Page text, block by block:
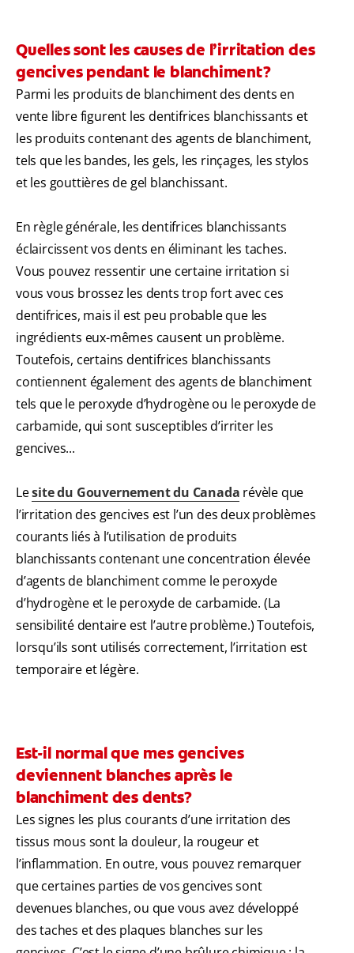
Quelles sont les causes de l’irritation des
gencives pendant le blanchiment?
Parmi les produits de blanchiment des dents en
vente libre figurent les dentifrices blanchissants et
les produits contenant des agents de blanchiment,
tels que les bandes, les gels, les rinçages, les stylos
et les gouttières de gel blanchissant.
En règle générale, les dentifrices blanchissants
éclaircissent vos dents en éliminant les taches.
Vous pouvez ressentir une certaine irritation si
vous vous brossez les dents trop fort avec ces
dentifrices, mais il est peu probable que les
ingrédients eux-mêmes causent un problème.
Toutefois, certains dentifrices blanchissants
contiennent également des agents de blanchiment
tels que le peroxyde d’hydrogène ou le peroxyde de
carbamide, qui sont susceptibles d’irriter les
gencives...
Lesite du Gouvernement du Canada révèle que
l’irritation des gencives est l’un des deux problèmes
courants liés à l’utilisation de produits
blanchissants contenant une concentration élevée
d’agents de blanchiment comme le peroxyde
d’hydrogène et le peroxyde de carbamide. (La
sensibilité dentaire est l’autre problème.) Toutefois,
lorsqu’ils sont utilisés correctement, l’irritation est
temporaire et légère.
Est-il normal que mes gencives
deviennent blanches après le
blanchiment des dents?
Les signes les plus courants d’une irritation des
tissus mous sont la douleur, la rougeur et
l’inflammation. En outre, vous pouvez remarquer
que certaines parties de vos gencives sont
devenues blanches, ou que vous avez développé
des taches et des plaques blanches sur les